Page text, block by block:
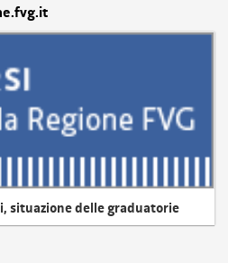
situazione delle graduatorie